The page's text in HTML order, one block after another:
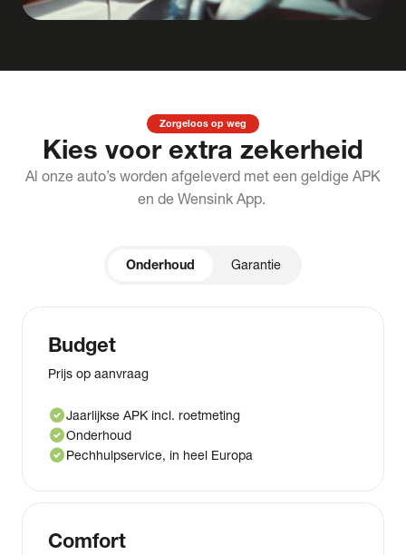
Zorgeloos op weg
Kies voor extra zekerheid
Al onze auto’s worden afgeleverd met een geldige APK
en de Wensink App.
Onderhoud Garantie
Budget
Prijs op aanvraag
check_circleJaarlijkse APK incl. roetmeting
check_circleOnderhoud
check_circlePechhulpservice, in heel Europa
Comfort